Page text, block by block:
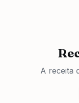
A receita